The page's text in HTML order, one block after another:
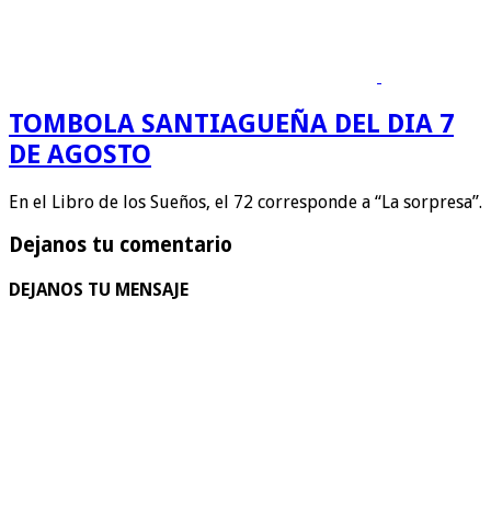
TOMBOLA SANTIAGUEÑA DEL DIA 7
DE AGOSTO
En el Libro de los Sueños, el 72 corresponde a “La sorpresa”.
Dejanos tu comentario
DEJANOS TU MENSAJE